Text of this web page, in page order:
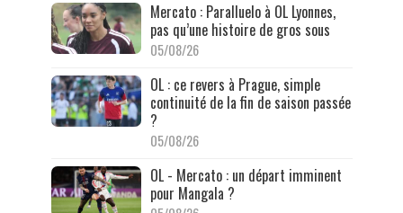
Mercato : Paralluelo à OL Lyonnes,
pas qu’une histoire de gros sous
05/08/26
OL : ce revers à Prague, simple
continuité de la fin de saison passée
?
05/08/26
OL - Mercato : un départ imminent
pour Mangala ?